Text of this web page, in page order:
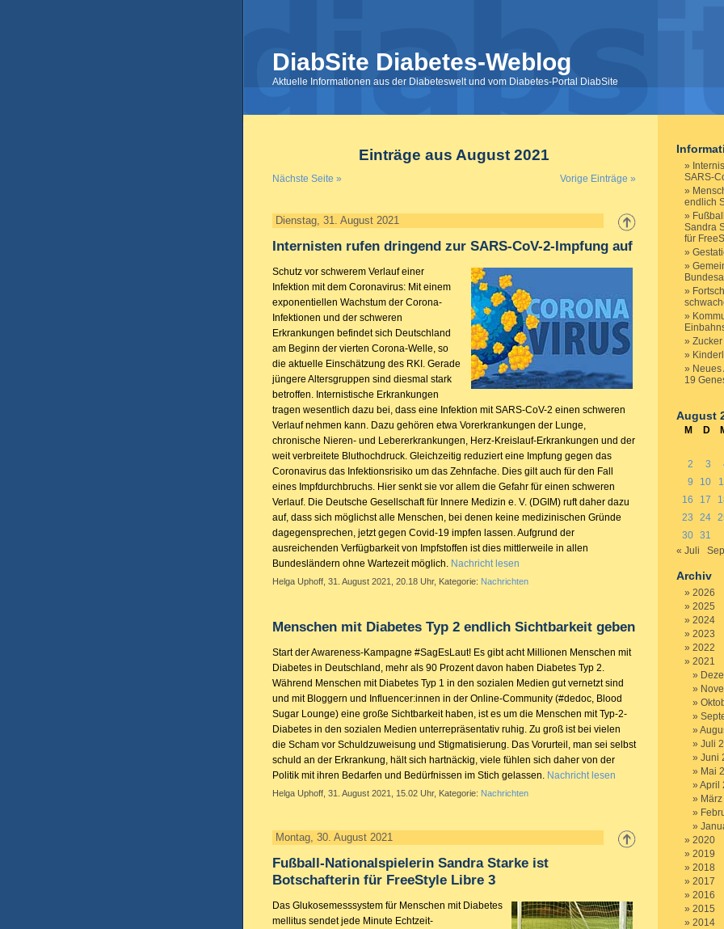
DiabSite Diabetes-Weblog
Aktuelle Informationen aus der Diabeteswelt und vom Diabetes-Portal DiabSite
Einträge aus August 2021
Nächste Seite » Vorige Einträge »
Dienstag, 31. August 2021
Internisten rufen dringend zur SARS-CoV-2-Impfung auf
Schutz vor schwerem Verlauf einer
Infektion mit dem Coronavirus: Mit einem
exponentiellen Wachstum der Corona-
Infektionen und der schweren
Erkrankungen befindet sich Deutschland
am Beginn der vierten Corona-Welle, so
die aktuelle Einschätzung des RKI. Gerade
jüngere Altersgruppen sind diesmal stark
betroffen. Internistische Erkrankungen
tragen wesentlich dazu bei, dass eine Infektion mit SARS-CoV-2 einen schweren
Verlauf nehmen kann. Dazu gehören etwa Vorerkrankungen der Lunge,
chronische Nieren- und Lebererkrankungen, Herz-Kreislauf-Erkrankungen und der
weit verbreitete Bluthochdruck. Gleichzeitig reduziert eine Impfung gegen das
Coronavirus das Infektionsrisiko um das Zehnfache. Dies gilt auch für den Fall
eines Impfdurchbruchs. Hier senkt sie vor allem die Gefahr für einen schweren
Verlauf. Die Deutsche Gesellschaft für Innere Medizin e. V. (DGIM) ruft daher dazu
auf, dass sich möglichst alle Menschen, bei denen keine medizinischen Gründe
dagegensprechen, jetzt gegen Covid-19 impfen lassen. Aufgrund der
ausreichenden Verfügbarkeit von Impfstoffen ist dies mittlerweile in allen
Bundesländern ohne Wartezeit möglich. Nachricht lesen
Helga Uphoff, 31. August 2021, 20.18 Uhr, Kategorie: Nachrichten
Menschen mit Diabetes Typ 2 endlich Sichtbarkeit geben
Start der Awareness-Kampagne #SagEsLaut! Es gibt acht Millionen Menschen mit
Diabetes in Deutschland, mehr als 90 Prozent davon haben Diabetes Typ 2.
Während Menschen mit Diabetes Typ 1 in den sozialen Medien gut vernetzt sind
und mit Bloggern und Influencer:innen in der Online-Community (#dedoc, Blood
Sugar Lounge) eine große Sichtbarkeit haben, ist es um die Menschen mit Typ-2-
Diabetes in den sozialen Medien unterrepräsentativ ruhig. Zu groß ist bei vielen
die Scham vor Schuldzuweisung und Stigmatisierung. Das Vorurteil, man sei selbst
schuld an der Erkrankung, hält sich hartnäckig, viele fühlen sich daher von der
Politik mit ihren Bedarfen und Bedürfnissen im Stich gelassen. Nachricht lesen
Helga Uphoff, 31. August 2021, 15.02 Uhr, Kategorie: Nachrichten
Montag, 30. August 2021
Fußball-Nationalspielerin Sandra Starke ist
Botschafterin für FreeStyle Libre 3
Das Glukosemesssystem für Menschen mit Diabetes
mellitus sendet jede Minute Echtzeit-
SARS-
endlich
Sandra
für
19
August
M D
2
3
9
10
16
17
23
24
30 31
« Juli
Archiv
2026
2025
2024
2023
2022
2021
Juli
Juni
Mai
April
2020
2019
2018
2017
2016
2015
2014